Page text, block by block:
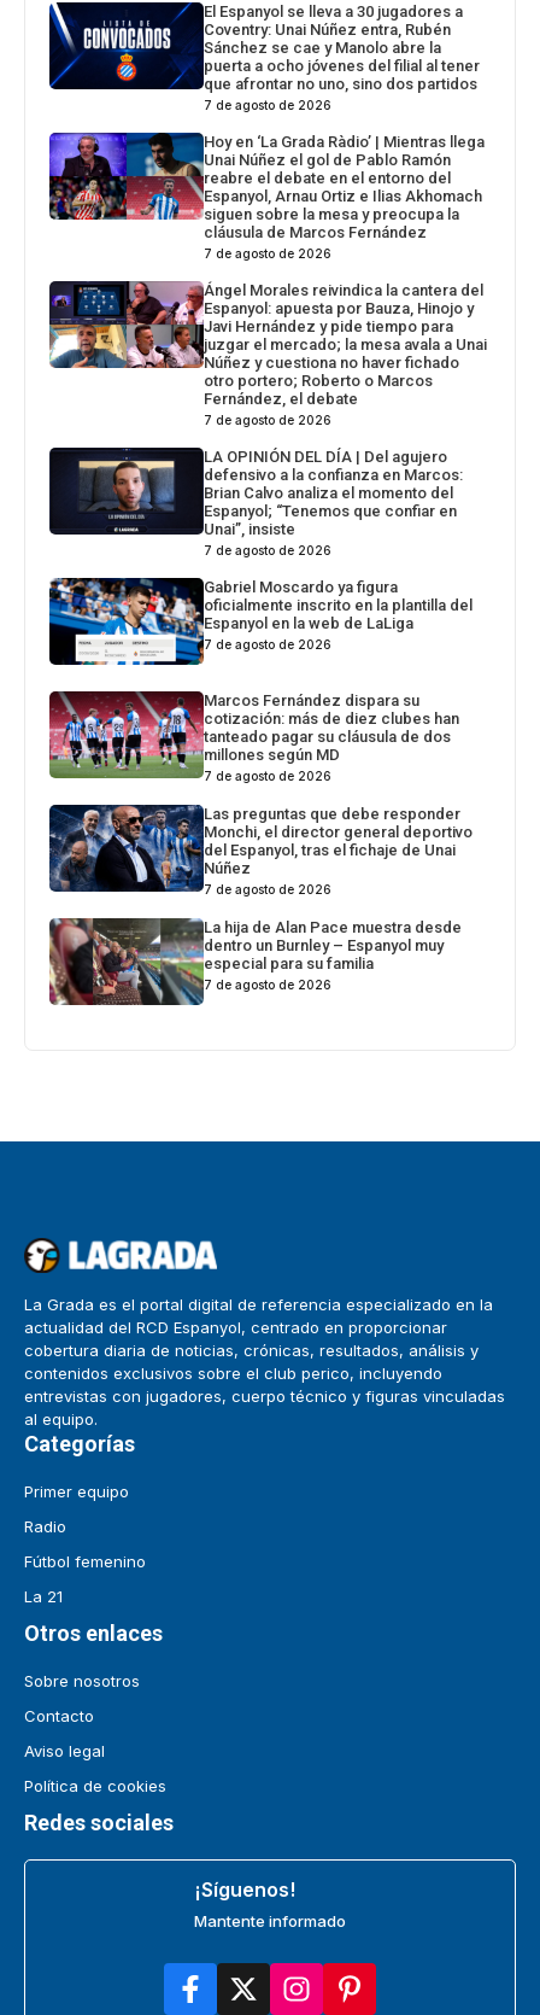
El Espanyol se lleva a 30 jugadores a
Coventry: Unai Núñez entra, Rubén
Sánchez se cae y Manolo abre la
puerta a ocho jóvenes del filial al tener
que afrontar no uno, sino dos partidos
7 de agosto de 2026
Hoy en ‘La Grada Ràdio’ | Mientras llega
Unai Núñez el gol de Pablo Ramón
reabre el debate en el entorno del
Espanyol, Arnau Ortiz e Ilias Akhomach
siguen sobre la mesa y preocupa la
cláusula de Marcos Fernández
7 de agosto de 2026
Ángel Morales reivindica la cantera del
Espanyol: apuesta por Bauza, Hinojo y
Javi Hernández y pide tiempo para
juzgar el mercado; la mesa avala a Unai
Núñez y cuestiona no haver fichado
otro portero; Roberto o Marcos
Fernández, el debate
7 de agosto de 2026
LA OPINIÓN DEL DÍA | Del agujero
defensivo a la confianza en Marcos:
Brian Calvo analiza el momento del
Espanyol; “Tenemos que confiar en
Unai”, insiste
7 de agosto de 2026
Gabriel Moscardo ya figura
oficialmente inscrito en la plantilla del
Espanyol en la web de LaLiga
7 de agosto de 2026
Marcos Fernández dispara su
cotización: más de diez clubes han
tanteado pagar su cláusula de dos
millones según MD
7 de agosto de 2026
Las preguntas que debe responder
Monchi, el director general deportivo
del Espanyol, tras el fichaje de Unai
Núñez
7 de agosto de 2026
La hija de Alan Pace muestra desde
dentro un Burnley – Espanyol muy
especial para su familia
7 de agosto de 2026
La Grada es el portal digital de referencia especializado en la
actualidad del RCD Espanyol, centrado en proporcionar
cobertura diaria de noticias, crónicas, resultados, análisis y
contenidos exclusivos sobre el club perico, incluyendo
entrevistas con jugadores, cuerpo técnico y figuras vinculadas
al equipo.
Categorías
Primer equipo
Radio
Fútbol femenino
La 21
Otros enlaces
Sobre nosotros
Contacto
Aviso legal
Política de cookies
Redes sociales
¡Síguenos!
Mantente informado